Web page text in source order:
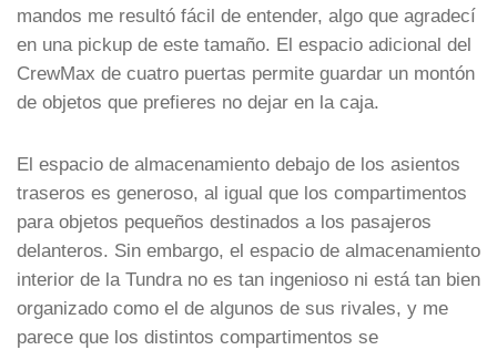
mandos me resultó fácil de entender, algo que agradecí
en una pickup de este tamaño. El espacio adicional del
CrewMax de cuatro puertas permite guardar un montón
de objetos que prefieres no dejar en la caja.
El espacio de almacenamiento debajo de los asientos
traseros es generoso, al igual que los compartimentos
para objetos pequeños destinados a los pasajeros
delanteros. Sin embargo, el espacio de almacenamiento
interior de la Tundra no es tan ingenioso ni está tan bien
organizado como el de algunos de sus rivales, y me
parece que los distintos compartimentos se